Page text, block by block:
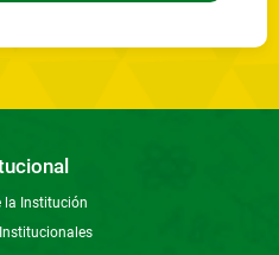
la Institución